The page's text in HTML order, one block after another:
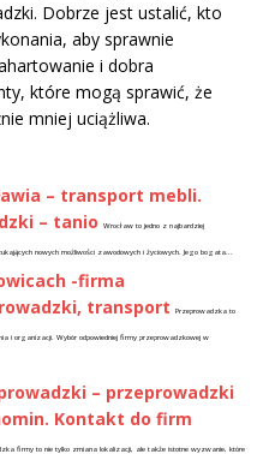
Dobrze jest ustalić, kto
aby sprawnie
i dobra
które mogą sprawić, że
mniej uciążliwa.
– transport mebli.
– tanio
Wrocław to jedno z najbardziej
nowych możliwości zawodowych i życiowych. Jego bogata...
-firma
transport
Przeprowadzka to
i organizacji. Wybór odpowiedniej firmy przeprowadzkowej w
– przeprowadzki
Kontakt do firm
firmy to nie tylko zmiana lokalizacji, ale także istotne wyzwanie, które